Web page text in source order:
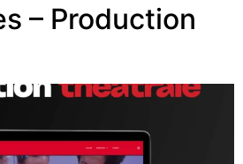
– Production